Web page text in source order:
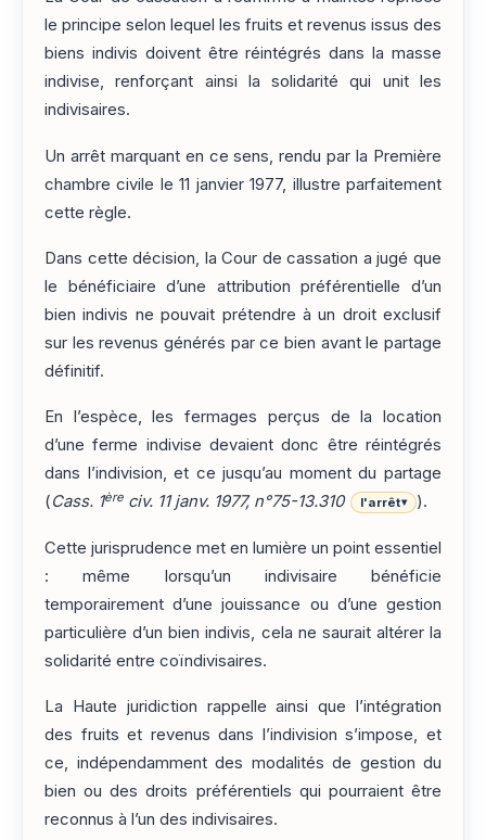
le principe selon lequel les fruits et revenus issus des
biens indivis doivent être réintégrés dans la masse
indivise, renforçant ainsi la solidarité qui unit les
indivisaires.
Un arrêt marquant en ce sens, rendu par la Première
chambre civile le 11 janvier 1977, illustre parfaitement
cette règle.
Dans cette décision, la Cour de cassation a jugé que
le bénéficiaire d’une attribution préférentielle d’un
bien indivis ne pouvait prétendre à un droit exclusif
sur les revenus générés par ce bien avant le partage
définitif.
En l’espèce, les fermages perçus de la location
d’une ferme indivise devaient donc être réintégrés
dans l’indivision, et ce jusqu’au moment du partage
(Cass. 1ère civ. 11 janv. 1977, n°75-13.310 l'arrêt▾ ).
Cette jurisprudence met en lumière un point essentiel
: même lorsqu’un indivisaire bénéficie
temporairement d’une jouissance ou d’une gestion
particulière d’un bien indivis, cela ne saurait altérer la
solidarité entre coïndivisaires.
La Haute juridiction rappelle ainsi que l’intégration
des fruits et revenus dans l’indivision s’impose, et
ce, indépendamment des modalités de gestion du
bien ou des droits préférentiels qui pourraient être
reconnus à l’un des indivisaires.